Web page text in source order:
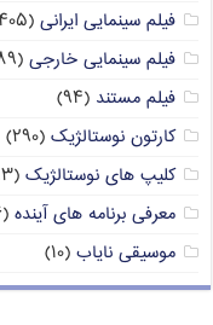
فیلم سینمایی ایرانی (۴۰۵)
فیلم سینمایی خارجی (۳۸۹)
فیلم مستند (۹۴)
کارتون نوستالژیک (۲۹۰)
کلیپ های نوستالژیک (۸۳)
معرفی برنامه های آینده (۶)
موسیقی نایاب (۱۰)